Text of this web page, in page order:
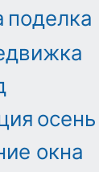
поделка
осень
окна